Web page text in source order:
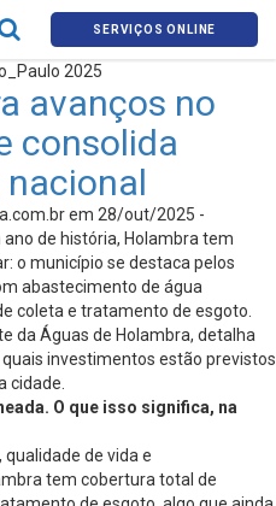
SERVIÇOS ONLINE
2025
avanços no
consolida
em 28/out/2025 -
de história, Holambra tem
o município se destaca pelos
abastecimento de água
coleta e tratamento de esgoto.
da Águas de Holambra, detalha
investimentos estão previstos
cidade.
O que isso significa, na
qualidade de vida e
tem cobertura total de